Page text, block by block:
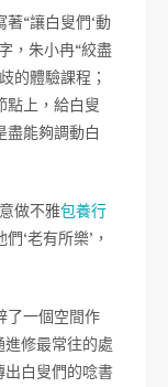
“讓白叟們‘動
，朱小冉“絞盡
的體驗課程；
點上，給白叟
盡能夠調動白
做不雅包養行
‘老有所樂’，
了一個空間作
進修最常往的處
出白叟們的唸書